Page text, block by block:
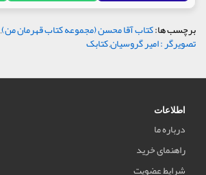
برچسب ها:کتاب آقا محسن (مجموعه کتاب قهرمان من),
تصویرگر : امیر گروسیان,کتابک
اطلاعات
درباره ما
راهنمای خرید
شرایط عضویت